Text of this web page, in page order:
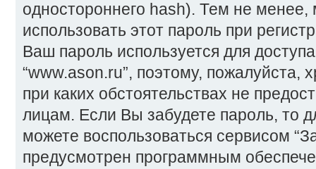
одностороннего hash). Тем не
использовать этот пароль при
Ваш пароль используется для
“www.ason.ru”, поэтому, пожалуйста,
при каких обстоятельствах не
лицам. Если Вы забудете пароль, то
можете воспользоваться сервисом
предусмотрен программным